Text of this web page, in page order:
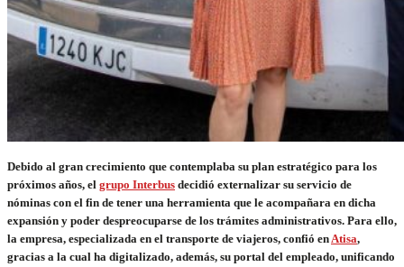
Debido al gran crecimiento que contemplaba su plan estratégico para los
próximos años, el grupo Interbus decidió externalizar su servicio de
nóminas con el fin de tener una herramienta que le acompañara en dicha
expansión y poder despreocuparse de los trámites administrativos. Para ello,
la empresa, especializada en el transporte de viajeros, confió enAtisa,
gracias a la cual ha digitalizado, además, su portal del empleado, unificando